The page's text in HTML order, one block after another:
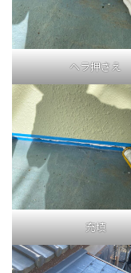
ヘラ押さえ
充填